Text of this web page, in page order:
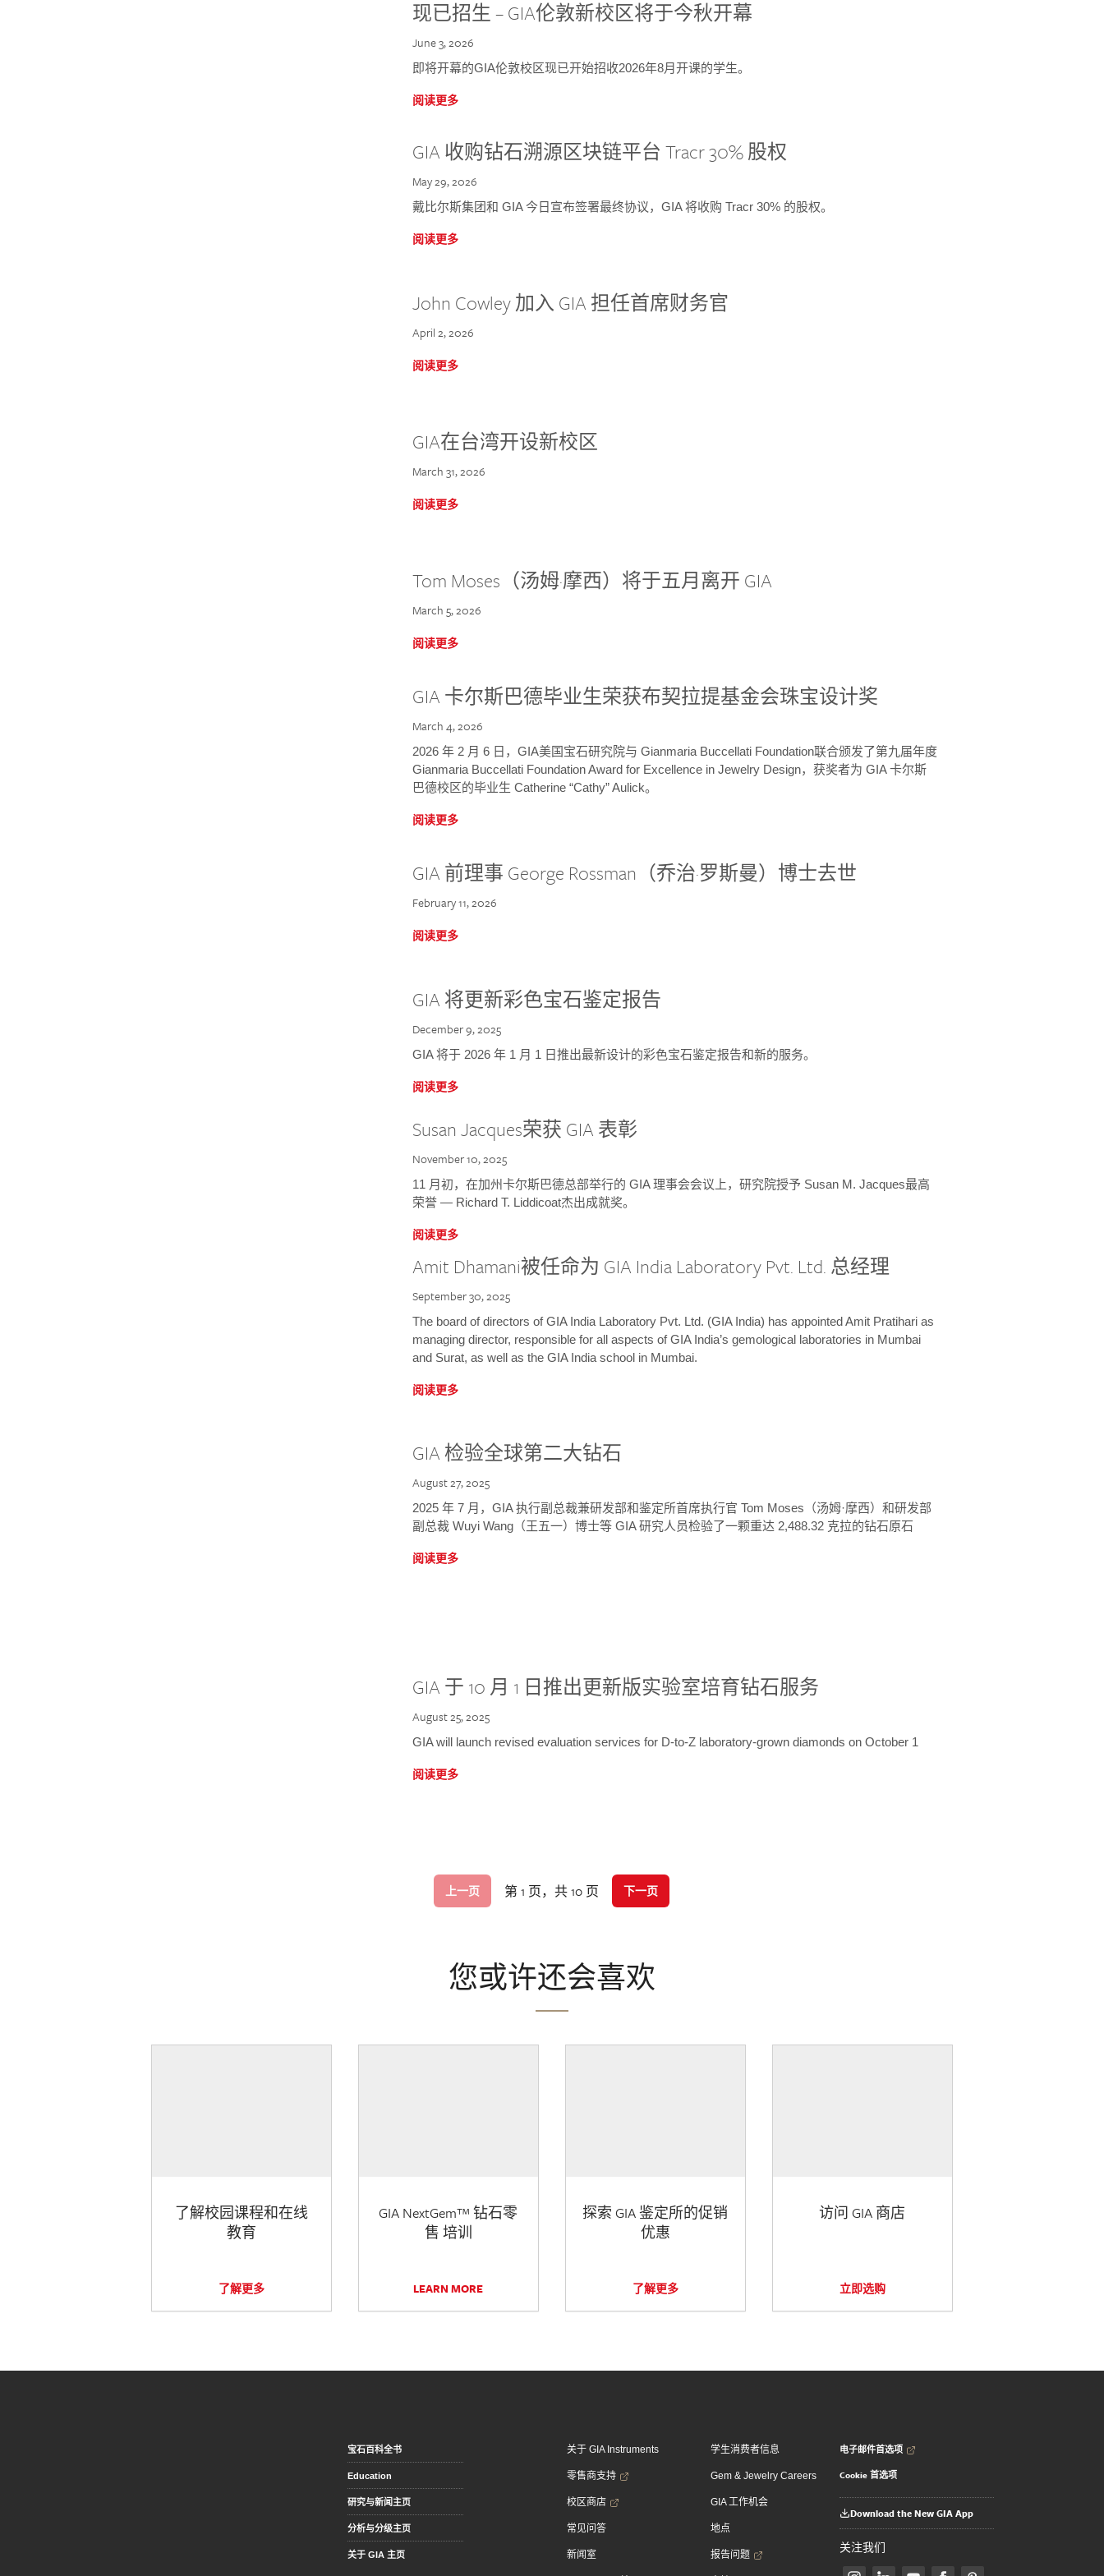
现已招生 – GIA伦敦新校区将于今秋开幕
June 3, 2026
即将开幕的GIA伦敦校区现已开始招收2026年8月开课的学生。
阅读更多
GIA 收购钻石溯源区块链平台 Tracr 30% 股权
May 29, 2026
戴比尔斯集团和 GIA 今日宣布签署最终协议，GIA 将收购 Tracr 30% 的股权。
阅读更多
John Cowley 加入 GIA 担任首席财务官
April 2, 2026
阅读更多
GIA在台湾开设新校区
March 31, 2026
阅读更多
Tom Moses（汤姆·摩西）将于五月离开 GIA
March 5, 2026
阅读更多
GIA 卡尔斯巴德毕业生荣获布契拉提基金会珠宝设计奖
March 4, 2026
2026 年 2 月 6 日，GIA美国宝石研究院与 Gianmaria Buccellati Foundation联合颁发了第九届年度
Gianmaria Buccellati Foundation Award for Excellence in Jewelry Design，获奖者为 GIA 卡尔斯
巴德校区的毕业生 Catherine “Cathy” Aulick。
阅读更多
GIA 前理事 George Rossman（乔治·罗斯曼）博士去世
February 11, 2026
阅读更多
GIA 将更新彩色宝石鉴定报告
December 9, 2025
GIA 将于 2026 年 1 月 1 日推出最新设计的彩色宝石鉴定报告和新的服务。
阅读更多
Susan Jacques荣获 GIA 表彰
November 10, 2025
11 月初，在加州卡尔斯巴德总部举行的 GIA 理事会会议上，研究院授予 Susan M. Jacques最高
荣誉 — Richard T. Liddicoat杰出成就奖。
阅读更多
Amit Dhamani被任命为 GIA India Laboratory Pvt. Ltd. 总经理
September 30, 2025
The board of directors of GIA India Laboratory Pvt. Ltd. (GIA India) has appointed Amit Pratihari as
managing director, responsible for all aspects of GIA India’s gemological laboratories in Mumbai
and Surat, as well as the GIA India school in Mumbai.
阅读更多
GIA 检验全球第二大钻石
August 27, 2025
2025 年 7 月，GIA 执行副总裁兼研发部和鉴定所首席执行官 Tom Moses（汤姆·摩西）和研发部
副总裁 Wuyi Wang（王五一）博士等 GIA 研究人员检验了一颗重达 2,488.32 克拉的钻石原石
阅读更多
GIA 于 10 月 1 日推出更新版实验室培育钻石服务
August 25, 2025
GIA will launch revised evaluation services for D-to-Z laboratory-grown diamonds on October 1
阅读更多
上一页 第 1 页，共 10 页 下一页
您或许还会喜欢
了解校园课程和在线
教育
了解更多
GIA NextGem™ 钻石零
售 培训
LEARN MORE
探索 GIA 鉴定所的促销
优惠
了解更多
访问 GIA 商店
立即选购
宝石百科全书
Education
研究与新闻主页
分析与分级主页
关于 GIA 主页
关于 GIA Instruments
零售商支持
校区商店
常见问答
新闻室
学生消费者信息
Gem & Jewelry Careers
GIA 工作机会
地点
报告问题
电子邮件首选项
Cookie 首选项
Download the New GIA App
关注我们